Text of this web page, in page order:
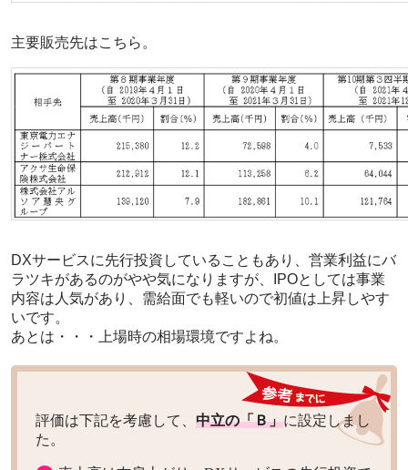
主要販売先はこちら。
DXサービスに先行投資していることもあり、営業利益にバ
ラツキがあるのがやや気になりますが、IPOとしては事業
内容は人気があり、需給面でも軽いので初値は上昇しやす
いです。
あとは・・・上場時の相場環境ですよね。
評価は下記を考慮して、 中立の「Ｂ」に設定しまし
た。